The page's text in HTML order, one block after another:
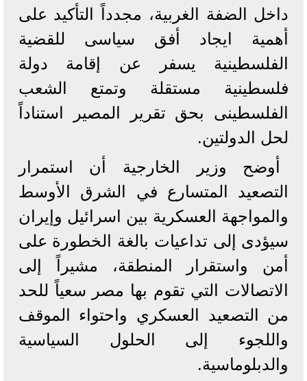
داخل الضفة الغربية، مجدداً التأكيد على
أهمية ايجاد أفق سياسى للقضية
الفلسطينية يسفر عن إقامة دولة
فلسطينية مستقلة وتمتع الشعب
الفلسطينى بحق تقرير المصير استناداً
لحل الدولتين.
أوضح وزير الخارجية أن استمرار
التصعيد المتسارع في الشرق الأوسط
والمواجهة العسكرية بين اسرائيل وإيران
سيؤدى إلى تداعيات بالغة الخطورة على
أمن واستقرار المنطقة، مشيراً إلى
الاتصالات التي تقوم بها مصر سعياً للحد
من التصعيد العسكري واحتواء الموقف
واللجوء إلى الحلول السياسية
والدبلوماسية.